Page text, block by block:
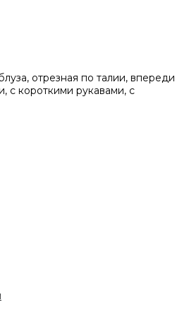
отрезная по талии, впереди
с короткими рукавами, с